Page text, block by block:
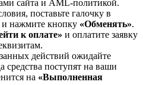
сайта и AML-политикой.
поставьте галочку в
и нажмите кнопку «Обменять».
к оплате» и оплатите заявку
действий ожидайте
средства поступят на ваши
на «Выполненная